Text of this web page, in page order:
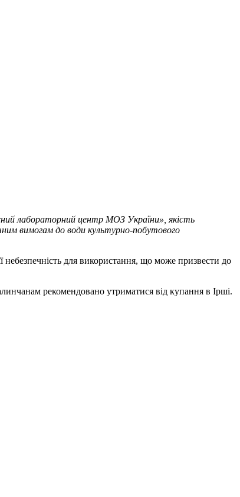
лабораторний центр МОЗ України», якість
вимогам до води культурно-побутового
небезпечність для використання, що може призвести до
рекомендовано утриматися від купання в Ірші.